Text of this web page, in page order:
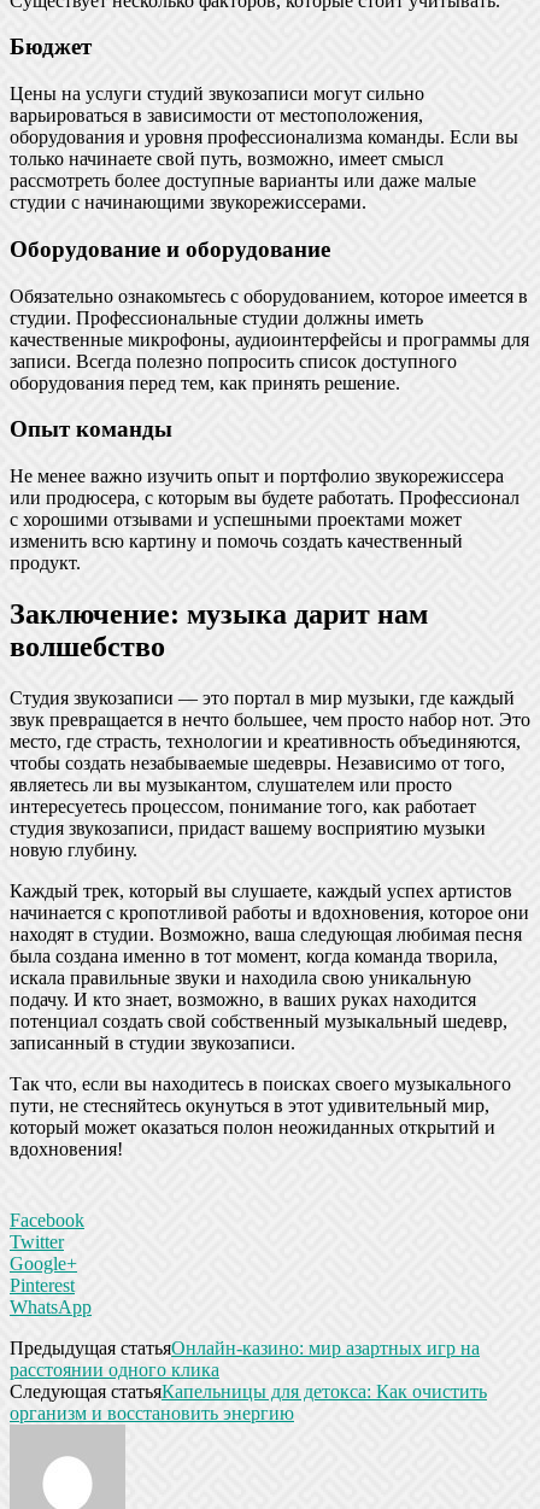
Бюджет
Цены на услуги студий звукозаписи могут сильно
варьироваться в зависимости от местоположения,
оборудования и уровня профессионализма команды. Если вы
только начинаете свой путь, возможно, имеет смысл
рассмотреть более доступные варианты или даже малые
студии с начинающими звукорежиссерами.
Оборудование и оборудование
Обязательно ознакомьтесь с оборудованием, которое имеется в
студии. Профессиональные студии должны иметь
качественные микрофоны, аудиоинтерфейсы и программы для
записи. Всегда полезно попросить список доступного
оборудования перед тем, как принять решение.
Опыт команды
Не менее важно изучить опыт и портфолио звукорежиссера
или продюсера, с которым вы будете работать. Профессионал
с хорошими отзывами и успешными проектами может
изменить всю картину и помочь создать качественный
продукт.
Заключение: музыка дарит нам
волшебство
Студия звукозаписи — это портал в мир музыки, где каждый
звук превращается в нечто большее, чем просто набор нот. Это
место, где страсть, технологии и креативность объединяются,
чтобы создать незабываемые шедевры. Независимо от того,
являетесь ли вы музыкантом, слушателем или просто
интересуетесь процессом, понимание того, как работает
студия звукозаписи, придаст вашему восприятию музыки
новую глубину.
Каждый трек, который вы слушаете, каждый успех артистов
начинается с кропотливой работы и вдохновения, которое они
находят в студии. Возможно, ваша следующая любимая песня
была создана именно в тот момент, когда команда творила,
искала правильные звуки и находила свою уникальную
подачу. И кто знает, возможно, в ваших руках находится
потенциал создать свой собственный музыкальный шедевр,
записанный в студии звукозаписи.
Так что, если вы находитесь в поисках своего музыкального
пути, не стесняйтесь окунуться в этот удивительный мир,
который может оказаться полон неожиданных открытий и
вдохновения!
Facebook
Twitter
Google+
Pinterest
WhatsApp
Предыдущая статьяОнлайн-казино: мир азартных игр на
расстоянии одного клика
Следующая статьяКапельницы для детокса: Как очистить
организм и восстановить энергию